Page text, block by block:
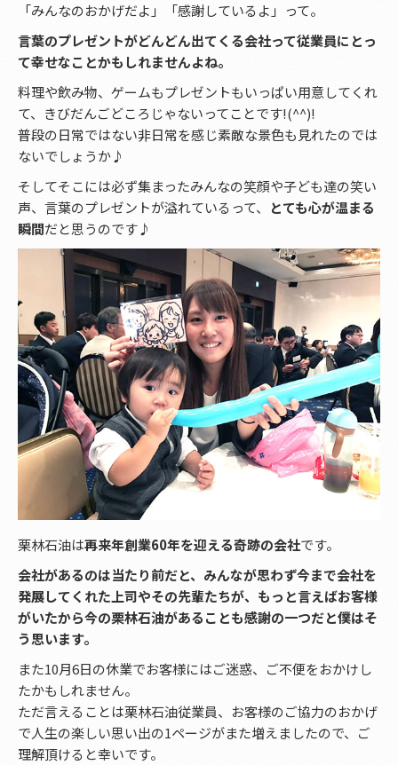
「みんなのおかげだよ」「感謝しているよ」って。
言葉のプレゼントがどんどん出てくる会社って従業員にとっ
て幸せなことかもしれませんよね。
料理や飲み物、ゲームもプレゼントもいっぱい用意してくれ
て、きびだんごどころじゃないってことです!(^^)!
普段の日常ではない非日常を感じ素敵な景色も見れたのでは
ないでしょうか♪
そしてそこには必ず集まったみんなの笑顔や子ども達の笑い
声、言葉のプレゼントが溢れているって、
とても心が温まる
瞬間だと思うのです♪
栗林石油は再来年創業60年を迎える奇跡の会社です。
会社があるのは当たり前だと、みんなが思わず今まで会社を
発展してくれた上司やその先輩たちが、もっと言えばお客様
がいたから今の栗林石油があることも感謝の一つだと僕はそ
う思います。
また10月6日の休業でお客様にはご迷惑、ご不便をおかけし
たかもしれません。
ただ言えることは栗林石油従業員、お客様のご協力のおかげ
で人生の楽しい思い出の1ページがまた増えましたので、ご
理解頂けると幸いです。